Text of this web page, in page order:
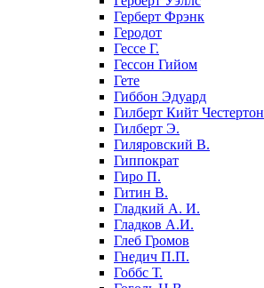
Герберт Фрэнк
Геродот
Гессе Г.
Гессон Гийом
Гете
Гиббон Эдуард
Гилберт Кийт Честертон
Гилберт Э.
Гиляровский В.
Гиппократ
Гиро П.
Гитин В.
Гладкий А. И.
Гладков А.И.
Глеб Громов
Гнедич П.П.
Гоббс Т.